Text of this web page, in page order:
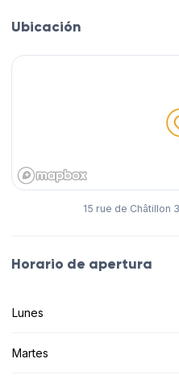
Ubicación
15 rue de Châtillon
Horario de apertura
Lunes
Martes